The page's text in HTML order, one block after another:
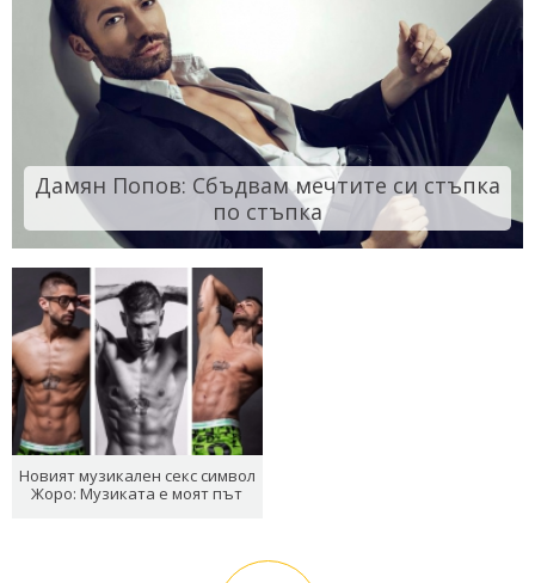
Дамян Попов: Сбъдвам мечтите си стъпка
по стъпка
Новият музикален секс символ
Жоро: Музиката е моят път